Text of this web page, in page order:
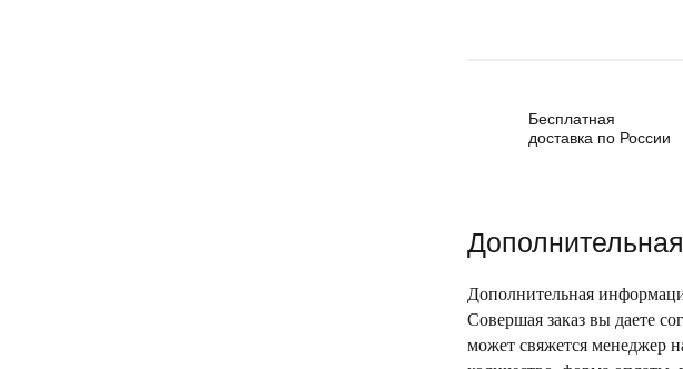
Бесплатная
доставка по России
Дополнительная
Совершая заказ вы даете
может свяжется менеджер